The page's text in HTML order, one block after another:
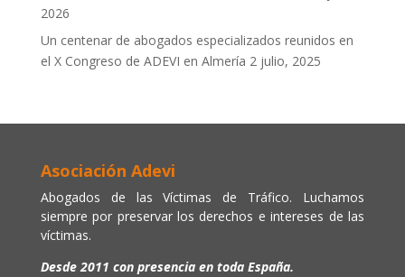
2026
Un centenar de abogados especializados reunidos en
el X Congreso de ADEVI en Almería 2 julio, 2025
Asociación Adevi
Abogados de las Víctimas de Tráfico. Luchamos
siempre por preservar los derechos e intereses de las
víctimas.
Desde 2011 con presencia en toda España.